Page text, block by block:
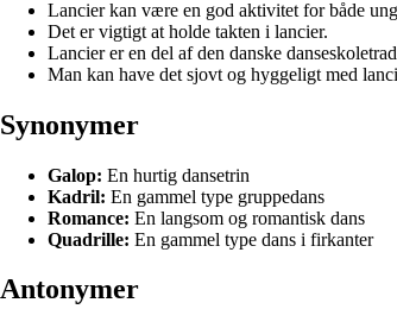
Lancier kan være en god aktivitet for både
Det er vigtigt at holde takten i lancier.
Lancier er en del af den danske
Man kan have det sjovt og hyggeligt med
Synonymer
Galop: En hurtig dansetrin
Kadril: En gammel type gruppedans
Romance: En langsom og romantisk dans
Quadrille: En gammel type dans i firkanter
Antonymer